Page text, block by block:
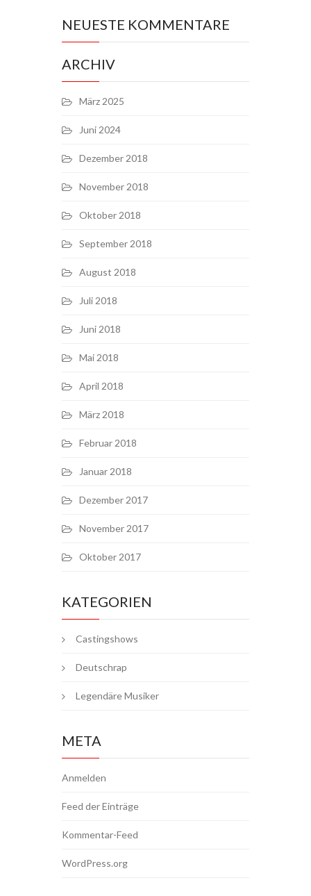
NEUESTE KOMMENTARE
ARCHIV
März 2025
Juni 2024
Dezember 2018
November 2018
Oktober 2018
September 2018
August 2018
Juli 2018
Juni 2018
Mai 2018
April 2018
März 2018
Februar 2018
Januar 2018
Dezember 2017
November 2017
Oktober 2017
KATEGORIEN
Castingshows
Deutschrap
Legendäre Musiker
META
Anmelden
Feed der Einträge
Kommentar-Feed
WordPress.org